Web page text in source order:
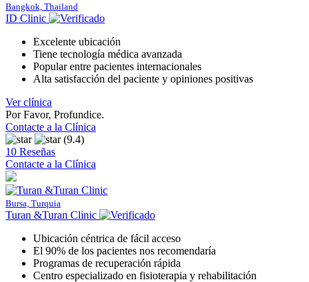
Bangkok, Thailand
ID Clinic
Excelente ubicación
Tiene tecnología médica avanzada
Popular entre pacientes internacionales
Alta satisfacción del paciente y opiniones positivas
Ver clínica
Por Favor, Profundice.
Contacte a la Clínica
(9.4)
10 Reseñas
Contacte a la Clínica
Bursa, Turquia
Turan &Turan Clinic
Ubicación céntrica de fácil acceso
El 90% de los pacientes nos recomendaría
Programas de recuperación rápida
Centro especializado en fisioterapia y rehabilitación